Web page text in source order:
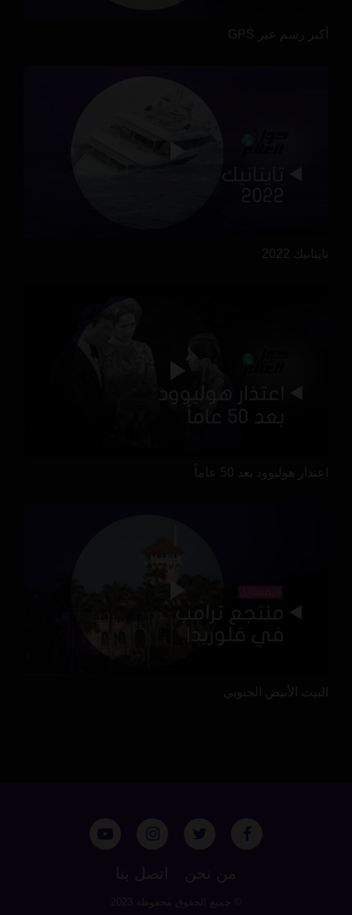
أكبر رسم عبر GPS
تايتانيك 2022
اعتذار هوليوود بعد 50 عاماً
البيت الأبيض الجنوبي